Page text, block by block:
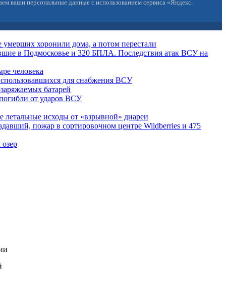
ваши персональные данные с использованием сервиса «Яндекс.
хоронили дома, а потом перестали
в Подмосковье и 320 БПЛА. Последствия атак ВСУ на
человека
для снабжения ВСУ
батарей
от ударов ВСУ
исходы от «взрывной» диареи
пожар в сортировочном центре Wildberries и 475